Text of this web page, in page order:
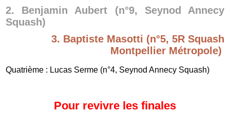
2. Benjamin Aubert (n°9, Seynod Annecy
Squash)
3. Baptiste Masotti (n°5, 5R Squash
Montpellier Métropole)
Quatrième : Lucas Serme (n°4, Seynod Annecy Squash)
Pour revivre les finales